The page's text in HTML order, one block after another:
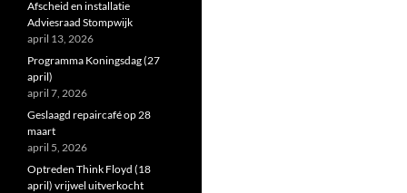
Afscheid en installatie
Adviesraad Stompwijk
april 13, 2026
Programma Koningsdag (27
april)
april 7, 2026
Geslaagd repaircafé op 28
maart
april 5, 2026
Optreden Think Floyd (18
april) vrijwel uitverkocht